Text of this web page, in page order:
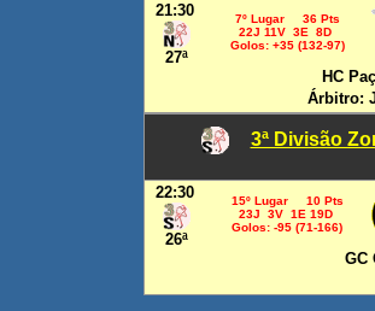
21:30
27ª
7º Lugar 36 Pts
22J 11V 3E 8D
Golos: +35 (132-97)
HC
Árbitro:
3ª Divisão
22:30
26ª
15º Lugar 10 Pts
23J 3V 1E 19D
Golos: -95 (71-166)
GC